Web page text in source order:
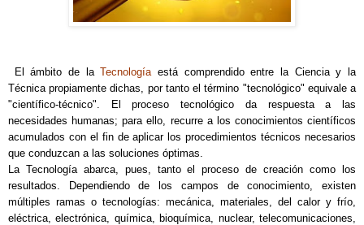
El ámbito de laTecnología está comprendido entre la Ciencia y la
Técnica propiamente dichas, por tanto el término "tecnológico" equivale a
"científico-técnico". El proceso tecnológico da respuesta a las
necesidades humanas; para ello, recurre a los conocimientos científicos
acumulados con el fin de aplicar los procedimientos técnicos necesarios
que conduzcan a las soluciones óptimas.
La Tecnología abarca, pues, tanto el proceso de creación como los
resultados. Dependiendo de los campos de conocimiento, existen
múltiples ramas o tecnologías: mecánica, materiales, del calor y frío,
eléctrica, electrónica, química, bioquímica, nuclear, telecomunicaciones,